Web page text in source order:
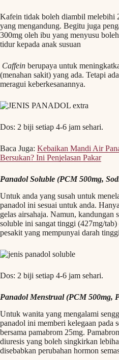
Kafein tidak boleh diambil melebihi
yang mengandung. Begitu juga
300mg oleh ibu yang menyusu
tidur kepada anak susuan
Caffein berupaya untuk
(menahan sakit) yang ada. Tetapi
meragui keberkesanannya.
Dos: 2 biji setiap 4-6 jam sehari.
Baca Juga: Kebaikan Mandi Air
Bersukan? Ini Penjelasan Pakar
Panadol Soluble (PCM 500mg,
Untuk anda yang susah untuk
panadol ini sesuai untuk anda.
gelas airsahaja. Namun, kandungan
soluble ini sangat tinggi (427mg/
pesakit yang mempunyai darah
Dos: 2 biji setiap 4-6 jam sehari.
Panadol Menstrual (PCM 500mg,
Untuk wanita yang mengalami
panadol ini memberi kelegaan pada
bersama pamabrom 25mg.
diuresis yang boleh singkirkan
disebabkan perubahan hormon